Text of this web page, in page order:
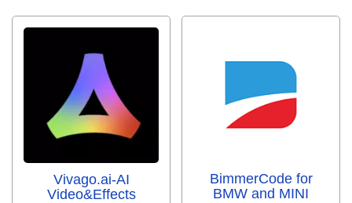
Vivago.ai-AI
Video&Effects
BimmerCode for
BMW and MINI